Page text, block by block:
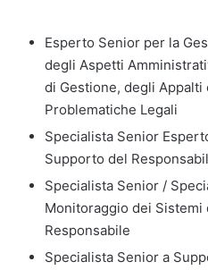
Esperto Senior per la
degli Aspetti
di Gestione, degli
Problematiche Legali
Specialista Senior
Supporto del
Specialista Senior /
Monitoraggio dei
Responsabile
Specialista Senior a